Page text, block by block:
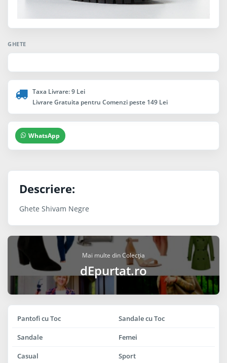
GHETE
Taxa Livrare: 9 Lei
Livrare Gratuita pentru Comenzi peste 149 Lei
WhatsApp
Descriere:
Ghete Shivam Negre
Mai multe din Colecția
dEpurtat.ro
Pantofi cu Toc Sandale cu Toc
Sandale Femei
Casual Sport